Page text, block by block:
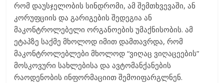
რომ დაუსჯელობის სინდრომი, ამ შემთხვევაში, ან
კორუფციის და გარიგების შედეგია ან
მაკონტროლებელი ორგანოების უმაქნისობის. ამ
ეტაპზე საქმე მხოლოდ იმით დამთავრდა, რომ
მაკონტროლებლები მხოლოდ “ვიღაც ვიღაცეების”
მოსკოვური სახლებისა და ავტომანქანების
რაოდენობის ინფორმაციით შემოიფარგლნენ.